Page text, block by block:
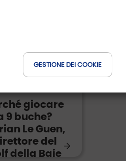
GESTIONE DEI COOKIE
| COLLOQUIO
giocare
9 buche?
Le Guen,
del
della Baie